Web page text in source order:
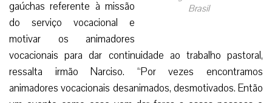
Brasil
gaúchas referente à missão
do serviço vocacional e
motivar os animadores
vocacionais para dar continuidade ao trabalho pastoral,
ressalta irmão Narciso. “Por vezes encontramos
animadores vocacionais desanimados, desmotivados. Então